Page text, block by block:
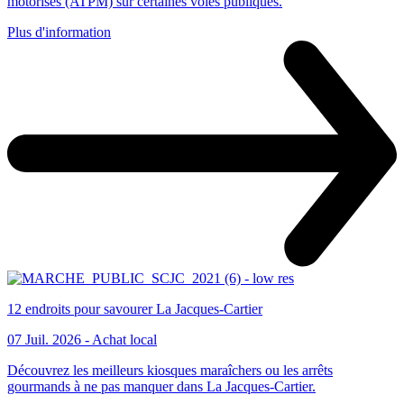
Plus d'information
12 endroits pour savourer La Jacques-Cartier
07 Juil. 2026 - Achat local
Découvrez les meilleurs kiosques maraîchers ou les arrêts
gourmands à ne pas manquer dans La Jacques-Cartier.